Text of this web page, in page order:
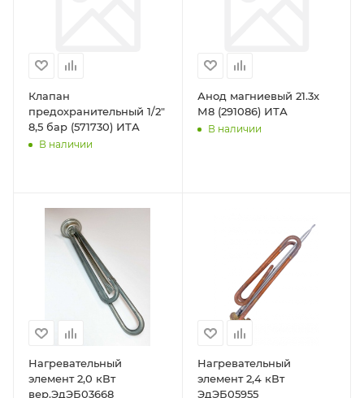
Клапан
предохранительный 1/2"
8,5 бар (571730) ИТА
В наличии
Анод магниевый 21.3х
М8 (291086) ИТА
В наличии
Нагревательный
элемент 2,0 кВт
вер.ЭдЭБ03668
Нагревательный
элемент 2,4 кВт
ЭдЭБ05955